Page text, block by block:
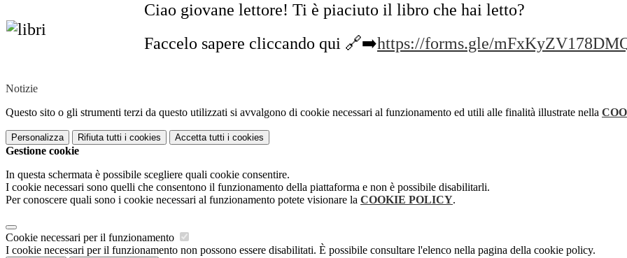
Ciao giovane lettore! Ti è piaciuto il libro che hai letto?
Faccelo sapere cliccando qui 🔗➡️https://forms.gle/
Notizie
Questo sito o gli strumenti terzi da questo utilizzati si avvalgono di cookie necessari al funzionamento ed utili alle finalità illustrate nella
Personalizza Rifiuta tutti i cookies Accetta tutti i cookies
Gestione cookie
In questa schermata è possibile scegliere quali cookie consentire.
I cookie necessari sono quelli che consentono il funzionamento della piattaforma e non è possibile disabilitarli.
Per conoscere quali sono i cookie necessari al funzionamento potete visionare la COOKIE POLICY.
Cookie necessari per il funzionamento
I cookie necessari per il funzionamento non possono essere disabilitati. È possibile consultare l'elenco nella pagina della cookie policy.